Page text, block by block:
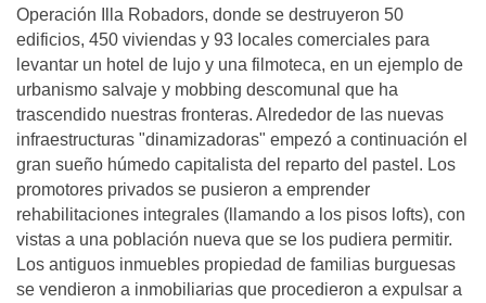
Operación Illa Robadors, donde se destruyeron 50
edificios, 450 viviendas y 93 locales comerciales para
levantar un hotel de lujo y una filmoteca, en un ejemplo de
urbanismo salvaje y mobbing descomunal que ha
trascendido nuestras fronteras. Alrededor de las nuevas
infraestructuras "dinamizadoras" empezó a continuación el
gran sueño húmedo capitalista del reparto del pastel. Los
promotores privados se pusieron a emprender
rehabilitaciones integrales (llamando a los pisos lofts), con
vistas a una población nueva que se los pudiera permitir.
Los antiguos inmuebles propiedad de familias burguesas
se vendieron a inmobiliarias que procedieron a expulsar a